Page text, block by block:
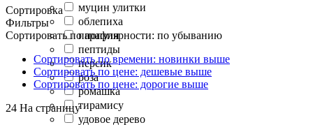
муцин улитки
облепиха
парафин
пептиды
персик
роза
ромашка
тирамису
удовое дерево
Сортировка
Фильтры
Сортировать по популярности: по убыванию
Сортировать по времени: новинки выше
Сортировать по цене: дешевые выше
Сортировать по цене: дорогие выше
24 На страницу